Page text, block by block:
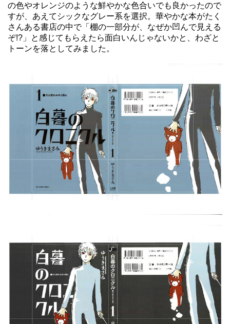
の色やオレンジのような鮮やかな色合いでも良かったので
すが、あえてシックなグレー系を選択。華やかな本がたく
さんある書店の中で「棚の一部分が、なぜか凹んで見える
ぞ!?」と感じてもらえたら面白いんじゃないかと、わざと
トーンを落としてみました。